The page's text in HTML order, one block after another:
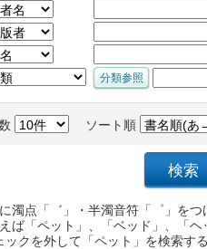
ソート順
濁点「゛」・半濁音符「゜」を
ば「ペット」、「ベッド」、「
ックを外して「ペット」を検索